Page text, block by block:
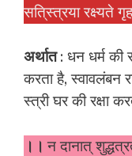
सति्स्त्रया रक्ष्यते
अर्थात: धन धर्म की
करता है, स्वावलंबन
स्त्री घर की रक्षा
।।न दानात्